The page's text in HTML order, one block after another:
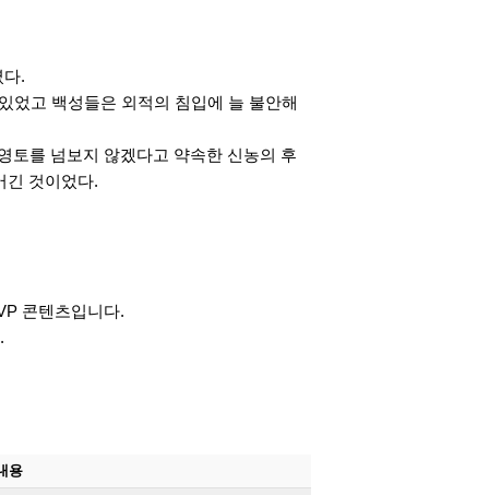
다.
었고 백성들은 외적의 침입에 늘 불안해
토를 넘보지 않겠다고 약속한 신농의 후
긴 것이었다.
콘텐츠입니다.
용